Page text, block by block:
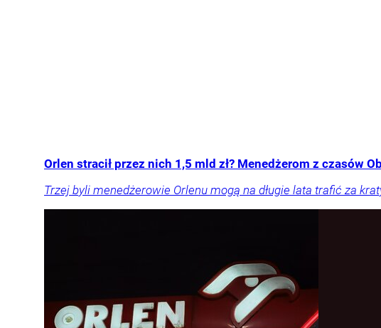
Orlen stracił przez nich 1,5 mld zł? Menedżerom z czasów
Trzej byli menedżerowie Orlenu mogą na długie lata trafić za